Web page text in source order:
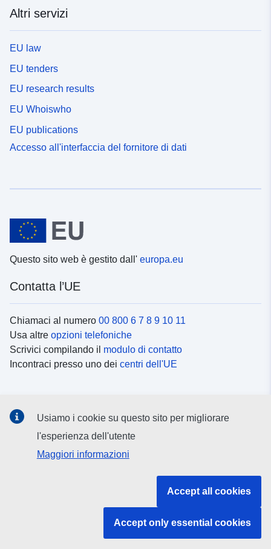
Altri servizi
EU law
EU tenders
EU research results
EU Whoiswho
EU publications
Accesso all'interfaccia del fornitore di dati
Questo sito web è gestito dall' europa.eu
Contatta l’UE
Chiamaci al numero 00 800 6 7 8 9 10 11
Usa altre opzioni telefoniche
Scrivici compilando il modulo di contatto
Incontraci presso uno dei centri dell'UE
Cerca icanali social
Usiamo i cookie su questo sito per migliorare
l'esperienza dell'utente
Maggiori informazioni
Accept all cookies
Accept only essential cookies